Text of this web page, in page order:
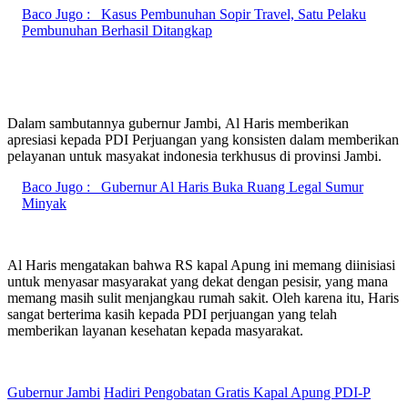
Baco Jugo :
Kasus Pembunuhan Sopir Travel, Satu Pelaku
Pembunuhan Berhasil Ditangkap
Dalam sambutannya gubernur Jambi, Al Haris memberikan
apresiasi kepada PDI Perjuangan yang konsisten dalam memberikan
pelayanan untuk masyakat indonesia terkhusus di provinsi Jambi.
Baco Jugo :
Gubernur Al Haris Buka Ruang Legal Sumur
Minyak
Al Haris mengatakan bahwa RS kapal Apung ini memang diinisiasi
untuk menyasar masyarakat yang dekat dengan pesisir, yang mana
memang masih sulit menjangkau rumah sakit. Oleh karena itu, Haris
sangat berterima kasih kepada PDI perjuangan yang telah
memberikan layanan kesehatan kepada masyarakat.
Gubernur Jambi Hadiri Pengobatan Gratis Kapal Apung PDI-P